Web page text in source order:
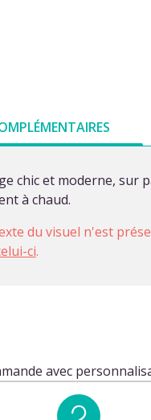
chic et moderne, sur
à chaud.
du visuel n'est
ci.
avec